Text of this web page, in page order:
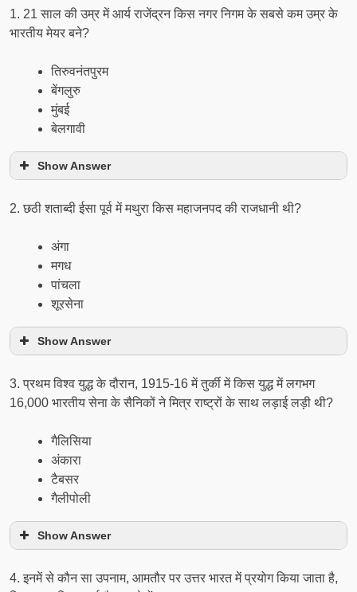
1. 21 साल की उम्र में आर्य राजेंद्रन किस नगर निगम के सबसे कम उम्र के
भारतीय मेयर बने?
तिरुवनंतपुरम
बेंगलुरु
मुंबई
बेलगावी
Show Answer
2. छठी शताब्दी ईसा पूर्व में मथुरा किस महाजनपद की राजधानी थी?
अंगा
मगध
पांचला
शूरसेना
Show Answer
3. प्रथम विश्व युद्ध के दौरान, 1915-16 में तुर्की में किस युद्ध में लगभग
16,000 भारतीय सेना के सैनिकों ने मित्र राष्ट्रों के साथ लड़ाई लड़ी थी?
गैलिसिया
अंकारा
टैबसर
गैलीपोली
Show Answer
4. इनमें से कौन सा उपनाम, आमतौर पर उत्तर भारत में प्रयोग किया जाता है,